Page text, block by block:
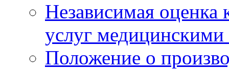
Независимая оценка
услуг
Положение о